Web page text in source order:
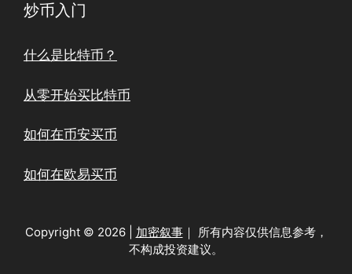
炒币入门
什么是比特币？
从零开始买比特币
如何在币安买币
如何在欧易买币
Copyright © 2026 | 加密叙事｜ 所有内容仅供信息参考，
不构成投资建议。